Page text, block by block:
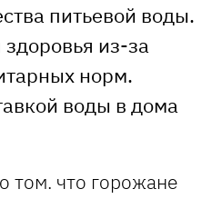
питьевой воды.
из-за
норм.
воды в дома
том. что горожане